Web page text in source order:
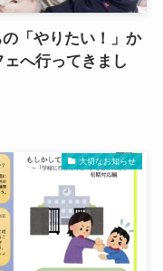
の「やりたい！」か
へ行ってきまし
大切なお知らせ